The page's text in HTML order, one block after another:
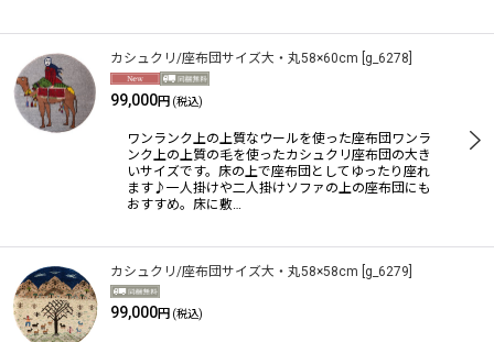
カシュクリ/座布団サイズ大・丸58×60cm g_6278
99,000円 (税込)
ワンランク上の上質なウールを使った座布団ワンラ
ンク上の上質の毛を使ったカシュクリ座布団の大き
いサイズです。床の上で座布団としてゆったり座れ
ます♪一人掛けや二人掛けソファの上の座布団にも
おすすめ。床に敷…
カシュクリ/座布団サイズ大・丸58×58cm g_6279
99,000円 (税込)